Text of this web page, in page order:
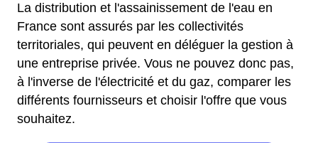
La distribution et l'assainissement de l'eau en
France sont assurés par les collectivités
territoriales, qui peuvent en déléguer la gestion à
une entreprise privée. Vous ne pouvez donc pas,
à l'inverse de l'électricité et du gaz, comparer les
différents fournisseurs et choisir l'offre que vous
souhaitez.